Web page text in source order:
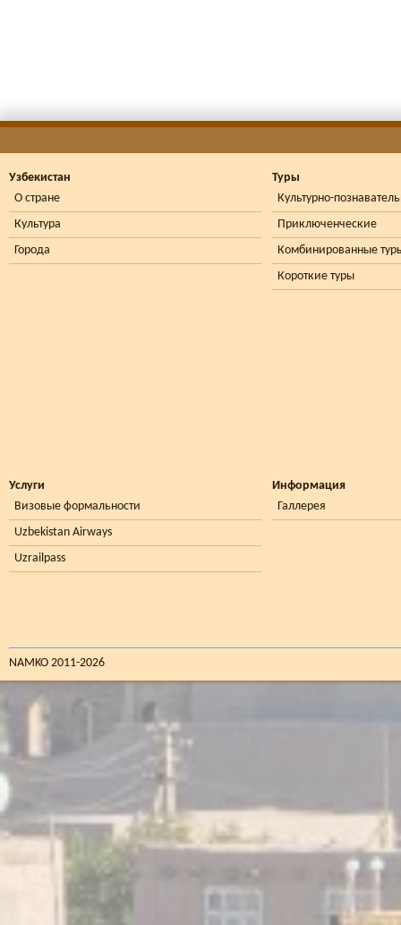
Узбекистан
О стране
Культура
Города
Туры
Культурно-
Приключенческие
Комбинированные
Короткие туры
Услуги
Визовые формальности
Uzbekistan Airways
Uzrailpass
Информация
Галлерея
NAMKO 2011-2026